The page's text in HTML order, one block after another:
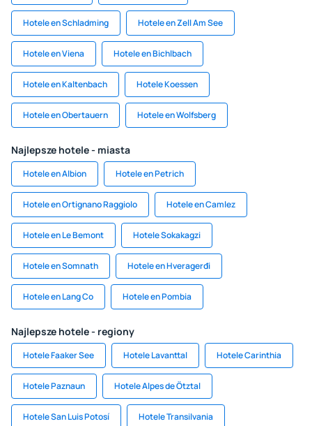
Hotele en Schladming Hotele en Zell Am See
Hotele en Viena Hotele en Bichlbach
Hotele en Kaltenbach Hotele Koessen
Hotele en Obertauern Hotele en Wolfsberg
Najlepsze hotele - miasta
Hotele en Albion Hotele en Petrich
Hotele en Ortignano Raggiolo Hotele en Camlez
Hotele en Le Bemont Hotele Sokakagzi
Hotele en Somnath Hotele en Hveragerđi
Hotele en Lang Co Hotele en Pombia
Najlepsze hotele - regiony
Hotele Faaker See Hotele Lavanttal Hotele Carinthia
Hotele Paznaun Hotele Alpes de Ötztal
Hotele San Luis Potosí Hotele Transilvania